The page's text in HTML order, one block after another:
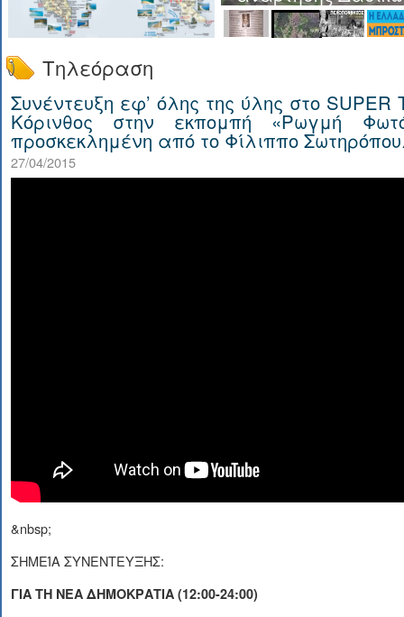
Τηλεόραση
Συνέντευξη εφ’ όλης της ύλης στο SUPER
Κόρινθος στην εκπομπή «Ρωγμή
προσκεκλημένη από το Φίλιππο
27/04/2015
&nbsp;
ΣΗΜΕΊΑ ΣΥΝΕΝΤΕΥΞΗΣ:
ΓΙΑ ΤΗ ΝΕΑ ΔΗΜΟΚΡΑΤΙΑ (12:00-24:00)